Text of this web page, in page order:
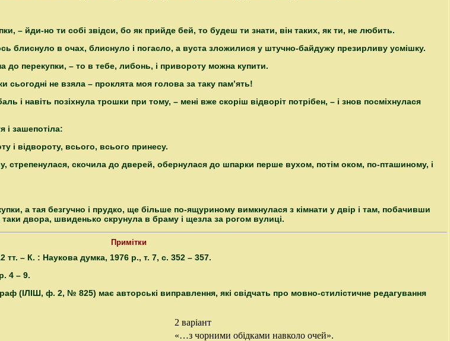
– йди-но ти собі звідси, бо як прийде бей, то будеш ти знати, він таких, як ти, не любить.
блиснуло в очах, блиснуло і погасло, а вуста зложилися у штучно-байдужу презирливу усмішку.
до перекупки, – то в тебе, либонь, і привороту можна купити.
не взяла – проклята моя голова за таку пам’ять!
і навіть позіхнула трошки при тому, – мені вже скоріш відворіт потрібен, – і знов посміхнулася
і зашепотіла:
і відвороту, всього, всього принесу.
скочила до дверей, обернулася до шпарки перше вухом, потім оком, по-пташиному, і
а тая безгучно і прудко, ще більше по-ящуриному вимкнулася з кімнати у двір і там, побачивши
двора, швиденько скрунула в браму і щезла за рогом вулиці.
Примітки
тт. – К. : Наукова думка, 1976 р., т. 7, с. 352 – 357.
4 – 9.
(ІЛІШ, ф. 2, № 825) має авторські виправлення, які свідчать про мовно-стилістичне редагування
2 варіант
«…з чорними обідками навколо очей».